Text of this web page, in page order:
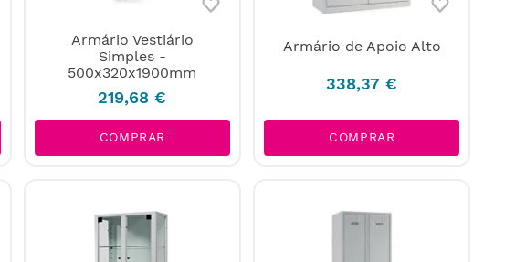
Armário Vestiário
Simples -
500x320x1900mm
219,68 €
COMPRAR
Armário de Apoio Alto
338,37 €
COMPRAR